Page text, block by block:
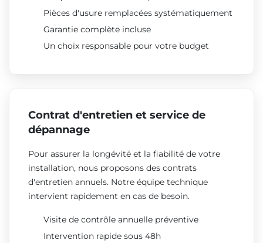
Pièces d'usure remplacées systématiquement
Garantie complète incluse
Un choix responsable pour votre budget
Contrat d'entretien et service de
dépannage
Pour assurer la longévité et la fiabilité de votre
installation, nous proposons des contrats
d'entretien annuels. Notre équipe technique
intervient rapidement en cas de besoin.
Visite de contrôle annuelle préventive
Intervention rapide sous 48h